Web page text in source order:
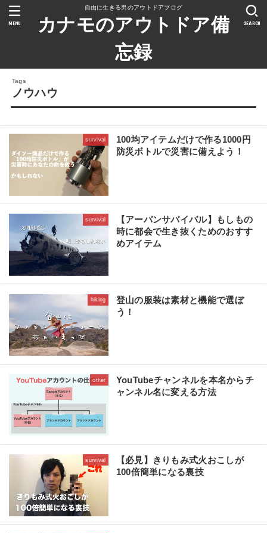
自由に生きる男のアウトドアブログ
カナモのアウトドア備
忘録
SEARCH
MENU
ノウハウ
survival
100均アイテムだけで作る1000円
防災ボトルで災害に備えよう！
survival
【アーバンサバイバル】もしもの
時に都会で生き抜くためのおすす
めアイテム
hiking
登山の服装は素材と機能で選ぼ
う！
other
YouTubeチャンネルを本名からチ
ャンネル名に変える方法
survival
【必見】きりもみ式火おこしが
100倍簡単になる裏技